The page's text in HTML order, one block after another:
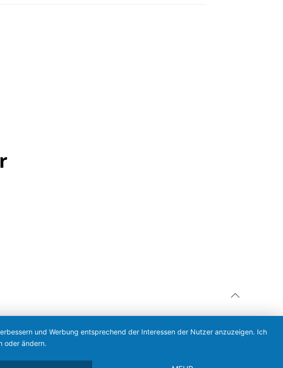
und Werbung entsprechend der Interessen der Nutzer anzuzeigen. Ich
oder ändern.